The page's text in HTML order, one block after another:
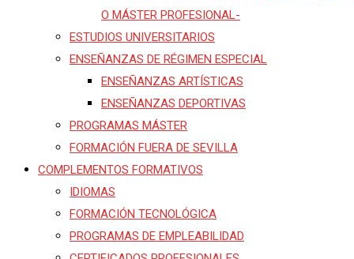
O MÁSTER PROFESIONAL-
ESTUDIOS UNIVERSITARIOS
ENSEÑANZAS DE RÉGIMEN ESPECIAL
ENSEÑANZAS ARTÍSTICAS
ENSEÑANZAS DEPORTIVAS
PROGRAMAS MÁSTER
FORMACIÓN FUERA DE SEVILLA
COMPLEMENTOS FORMATIVOS
IDIOMAS
FORMACIÓN TECNOLÓGICA
PROGRAMAS DE EMPLEABILIDAD